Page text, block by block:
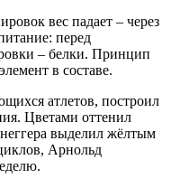
вес падает – через
перед
– белки. Принцип
в составе.
атлетов, построил
Цветами оттенил
выделил жёлтым
Арнольд